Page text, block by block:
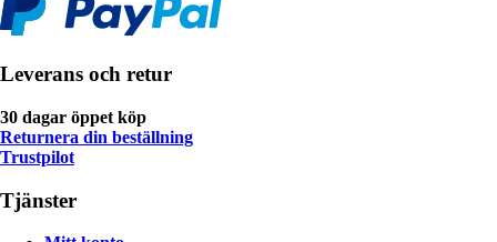
Leverans och retur
30 dagar öppet köp
Returnera din beställning
Trustpilot
Tjänster